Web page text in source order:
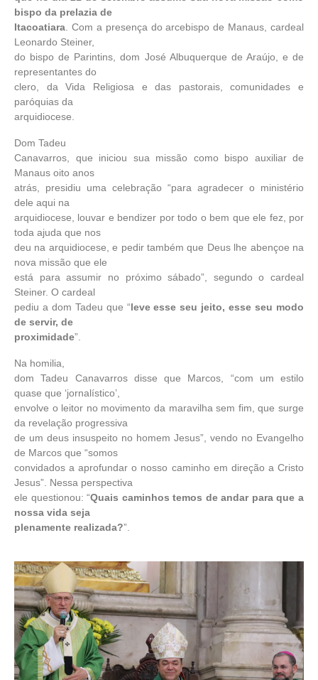
bispo da prelazia de
Itacoatiara . Com a presença do arcebispo de Manaus, cardeal
Leonardo Steiner,
do bispo de Parintins, dom José Albuquerque de Araújo, e de
representantes do
clero, da Vida Religiosa e das pastorais, comunidades e
paróquias da
arquidiocese.
Dom Tadeu
Canavarros, que iniciou sua missão como bispo auxiliar de
Manaus oito anos
atrás, presidiu uma celebração “para agradecer o ministério
dele aqui na
arquidiocese, louvar e bendizer por todo o bem que ele fez, por
toda ajuda que nos
deu na arquidiocese, e pedir também que Deus lhe abençoe na
nova missão que ele
está para assumir no próximo sábado”, segundo o cardeal
Steiner. O cardeal
pediu a dom Tadeu que “leve esse seu jeito, esse seu modo
de servir, de
proximidade”.
Na homilia,
dom Tadeu Canavarros disse que Marcos, “com um estilo
quase que ‘jornalístico’,
envolve o leitor no movimento da maravilha sem fim, que surge
da revelação progressiva
de um deus insuspeito no homem Jesus”, vendo no Evangelho
de Marcos que “somos
convidados a aprofundar o nosso caminho em direção a Cristo
Jesus”. Nessa perspectiva
ele questionou: “Quais caminhos temos de andar para que a
nossa vida seja
plenamente realizada?”.